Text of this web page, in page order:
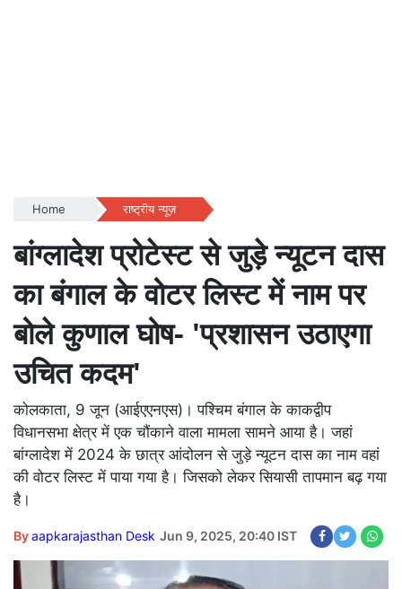
Home राष्ट्रीय न्यूज़
बांग्लादेश प्रोटेस्ट से जुड़े न्यूटन दास
का बंगाल के वोटर लिस्ट में नाम पर
बोले कुणाल घोष- 'प्रशासन उठाएगा
उचित कदम'
कोलकाता, 9 जून (आईएएनएस)। पश्चिम बंगाल के काकद्वीप
विधानसभा क्षेत्र में एक चौंकाने वाला मामला सामने आया है। जहां
बांग्लादेश में 2024 के छात्र आंदोलन से जुड़े न्यूटन दास का नाम वहां
की वोटर लिस्ट में पाया गया है। जिसको लेकर सियासी तापमान बढ़ गया
है।
Byaapkarajasthan Desk Jun 9, 2025, 20:40 IST